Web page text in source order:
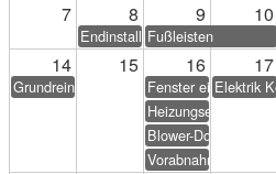
7 8 9 10
Endinstallation Heizung/Sanitär
Fußleisten
14 15 16 17
Grundreinigung Fenster einstellen
Elektrik
Heizungseinweisung
Blower-Door-Test
Vorabnahme